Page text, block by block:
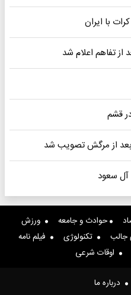
با ایران
از تفاهم اعلام شد
قشم
بعد از مرگش تصویب شد
آل سعود
حوادث و جامعه
ورزش
جالب تکنولوژی
فیلم نامه
اوقات شرعی
درباره ما